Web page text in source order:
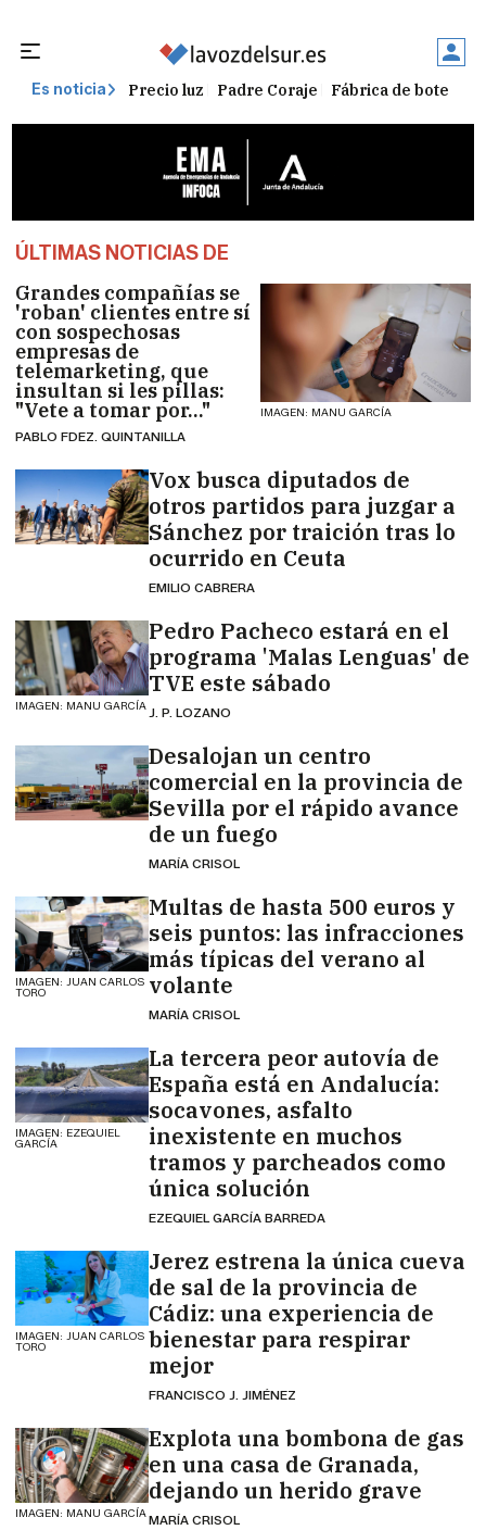
Es noticia Precio luz Padre Coraje Fábrica de botellas
ÚLTIMAS NOTICIAS DE
IMAGEN: MANU GARCÍA
Grandes compañías se
'roban' clientes entre sí
con sospechosas
empresas de
telemarketing, que
insultan si les pillas:
"Vete a tomar por..."
PABLO FDEZ. QUINTANILLA
Vox busca diputados de
otros partidos para juzgar a
Sánchez por traición tras lo
ocurrido en Ceuta
EMILIO CABRERA
IMAGEN: MANU GARCÍA
Pedro Pacheco estará en el
programa 'Malas Lenguas' de
TVE este sábado
J. P. LOZANO
Desalojan un centro
comercial en la provincia de
Sevilla por el rápido avance
de un fuego
MARÍA CRISOL
IMAGEN: JUAN CARLOS
TORO
Multas de hasta 500 euros y
seis puntos: las infracciones
más típicas del verano al
volante
MARÍA CRISOL
IMAGEN: EZEQUIEL
GARCÍA
La tercera peor autovía de
España está en Andalucía:
socavones, asfalto
inexistente en muchos
tramos y parcheados como
única solución
EZEQUIEL GARCÍA BARREDA
IMAGEN: JUAN CARLOS
TORO
Jerez estrena la única cueva
de sal de la provincia de
Cádiz: una experiencia de
bienestar para respirar
mejor
FRANCISCO J. JIMÉNEZ
IMAGEN: MANU GARCÍA
Explota una bombona de gas
en una casa de Granada,
dejando un herido grave
MARÍA CRISOL